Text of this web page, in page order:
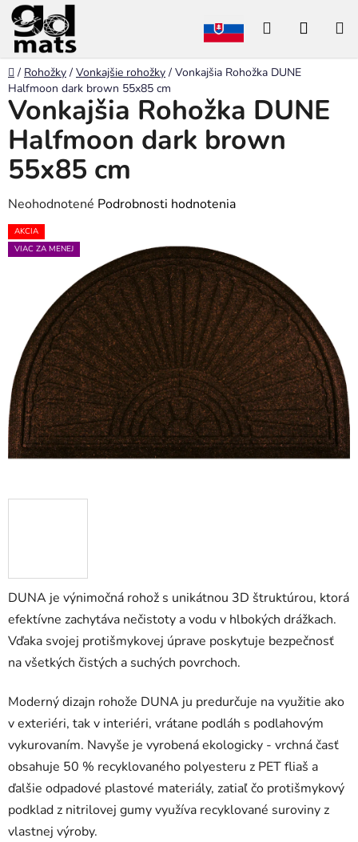
Prejsť
na
obsah
Hľadať
Domov
/ Rohožky / Vonkajšie rohožky / Vonkajšia Rohožka DUNE
Halfmoon dark brown 55x85 cm
DUNA je výnimočná rohož s unikátnou 3D štruktúrou, ktorá
efektívne zachytáva nečistoty a vodu v hlbokých drážkach.
Vďaka svojej protišmykovej úprave poskytuje bezpečnosť
na všetkých čistých a suchých povrchoch.
Moderný dizajn rohože DUNA ju predurčuje na využitie ako
v exteriéri, tak v interiéri, vrátane podláh s podlahovým
vykurovaním. Navyše je vyrobená ekologicky - vrchná časť
obsahuje 50 % recyklovaného polyesteru z PET fliaš a
ďalšie odpadové plastové materiály, zatiaľ čo protišmykový
podklad z nitrilovej gumy využíva recyklované suroviny z
vlastnej výroby.
Vonkajšia Rohožka DUNE
Halfmoon dark brown
55x85 cm
Priemerné
hodnotenie
produktu
hviezdičiek.
Neohodnotené Podrobnosti hodnotenia
AKCIA
VIAC ZA MENEJ